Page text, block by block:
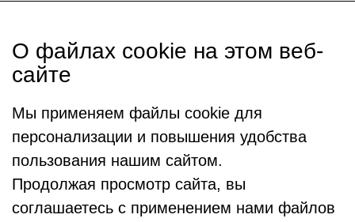
О файлах cookie на этом веб-
сайте
Мы применяем файлы cookie для
персонализации и повышения удобства
пользования нашим сайтом.
Продолжая просмотр сайта, вы
соглашаетесь с применением нами файлов